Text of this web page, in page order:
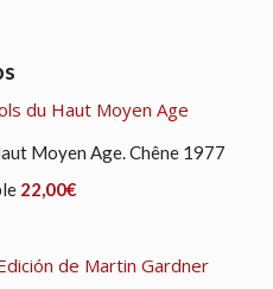
Moyen Age. Chêne 1977
22,00€